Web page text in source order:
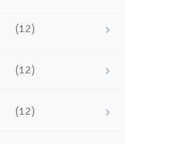
(12)
(12)
(12)